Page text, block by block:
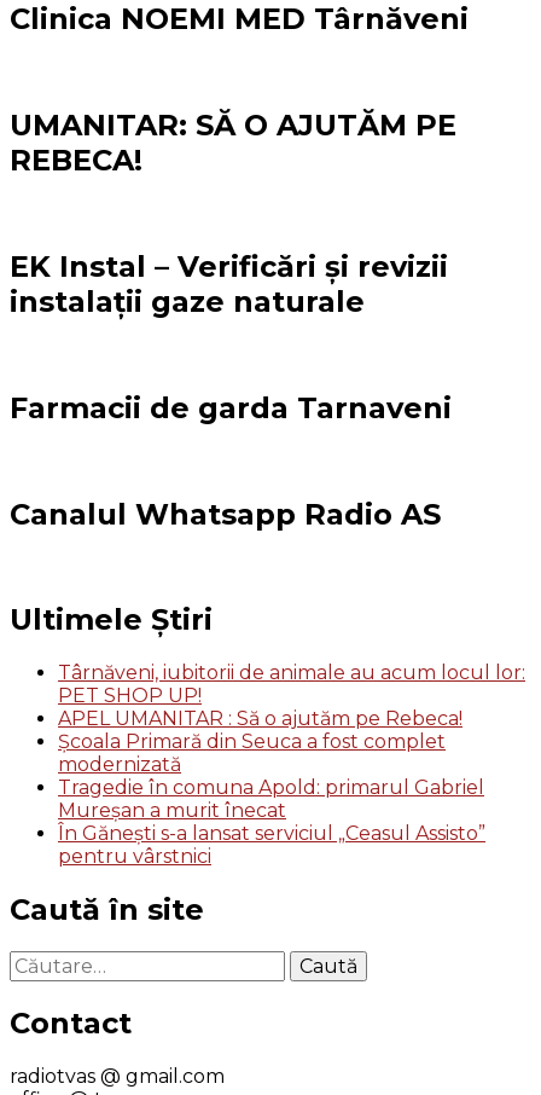
Clinica NOEMI MED Târnăveni
UMANITAR: SĂ O AJUTĂM PE
REBECA!
EK Instal – Verificări și revizii
instalații gaze naturale
Farmacii de garda Tarnaveni
Canalul Whatsapp Radio AS
Ultimele Știri
Târnăveni, iubitorii de animale au acum locul lor:
PET SHOP UP!
APEL UMANITAR : Să o ajutăm pe Rebeca!
Școala Primară din Seuca a fost complet
modernizată
Tragedie în comuna Apold: primarul Gabriel
Mureșan a murit înecat
În Gănești s-a lansat serviciul „Ceasul Assisto”
pentru vârstnici
Caută în site
Caută
după:
Contact
radiotvas @ gmail.com